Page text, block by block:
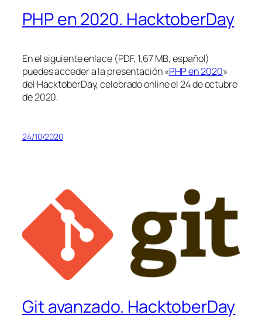
PHP en 2020. HacktoberDay
En el siguiente enlace (PDF, 1,67 MB, español)
puedes acceder a la presentación «PHP en 2020»
del HacktoberDay, celebrado online el 24 de octubre
de 2020.
24/10/2020
Git avanzado. HacktoberDay